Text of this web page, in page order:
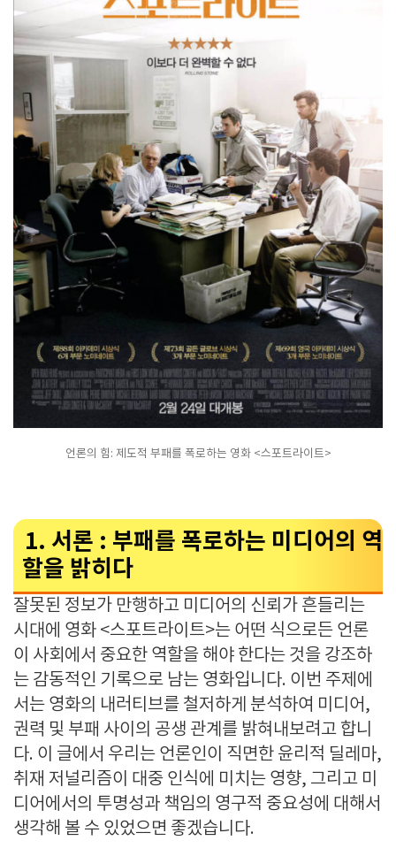
언론의 힘: 제도적 부패를 폭로하는 영화 <스포트라이트>
1. 서론 : 부패를 폭로하는 미디어의 역
할을 밝히다
잘못된 정보가 만행하고 미디어의 신뢰가 흔들리는
시대에 영화 <스포트라이트>는 어떤 식으로든 언론
이 사회에서 중요한 역할을 해야 한다는 것을 강조하
는 감동적인 기록으로 남는 영화입니다. 이번 주제에
서는 영화의 내러티브를 철저하게 분석하여 미디어,
권력 및 부패 사이의 공생 관계를 밝혀내보려고 합니
다. 이 글에서 우리는 언론인이 직면한 윤리적 딜레마,
취재 저널리즘이 대중 인식에 미치는 영향, 그리고 미
디어에서의 투명성과 책임의 영구적 중요성에 대해서
생각해 볼 수 있었으면 좋겠습니다.